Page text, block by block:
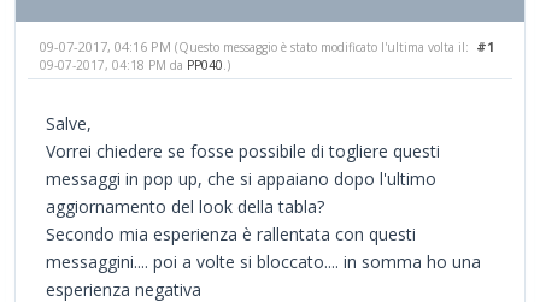
#1
09-07-2017, 04:16 PM (Questo messaggio è stato modificato l'ultima volta il:
09-07-2017, 04:18 PM da PP040 .)
Salve,
Vorrei chiedere se fosse possibile di togliere questi
messaggi in pop up, che si appaiano dopo l'ultimo
aggiornamento del look della tabla?
Secondo mia esperienza è rallentata con questi
messaggini.... poi a volte si bloccato.... in somma ho una
esperienza negativa